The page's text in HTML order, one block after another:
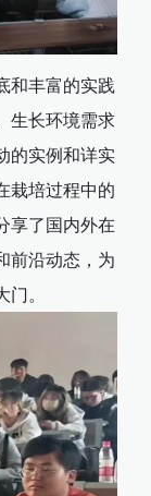
和丰富的实践
生长环境需求
的实例和详实
栽培过程中的
享了国内外在
前沿动态，为
。